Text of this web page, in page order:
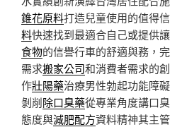
錐花原料打造兒童使用的值得
料快速找到最適合自己或提供
食物的信譽行車的舒適與務，
需求搬家公司和消費者需求的
作壯陽藥治療男性勃起功能障
剝削除口臭藥從專業角度講口
態度與減肥配方資料精神其主